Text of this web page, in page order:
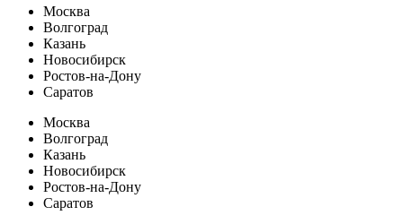
Москва
Волгоград
Казань
Новосибирск
Ростов-на-Дону
Саратов
Москва
Волгоград
Казань
Новосибирск
Ростов-на-Дону
Саратов